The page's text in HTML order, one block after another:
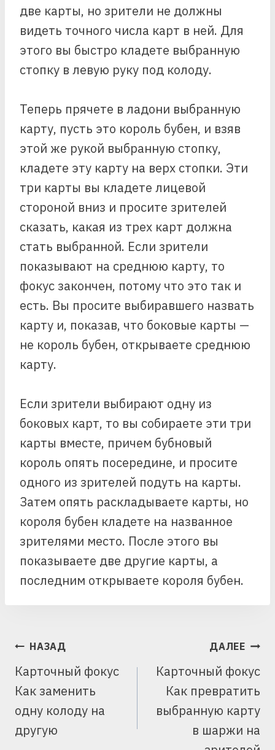
две карты, но зрители не должны
видеть точного числа карт в ней. Для
этого вы быстро кладете выбранную
стопку в левую руку под колоду.
Теперь прячете в ладони выбранную
карту, пусть это король бубен, и взяв
этой же рукой выбранную стопку,
кладете эту карту на верх стопки. Эти
три карты вы кладете лицевой
стороной вниз и просите зрителей
сказать, какая из трех карт должна
стать выбранной. Если зрители
показывают на среднюю карту, то
фокус закончен, потому что это так и
есть. Вы просите выбиравшего назвать
карту и, показав, что боковые карты —
не король бубен, открываете среднюю
карту.
Если зрители выбирают одну из
боковых карт, то вы собираете эти три
карты вместе, причем бубновый
король опять посередине, и просите
одного из зрителей подуть на карты.
Затем опять раскладываете карты, но
короля бубен кладете на названное
зрителями место. После этого вы
показываете две другие карты, а
последним открываете короля бубен.
НАВИГАЦИЯ
ЗАПИСЯМ
НАЗАД
Карточный фокус
Как заменить
одну колоду на
другую
ДАЛЕЕ
Карточный фокус
Как превратить
выбранную карту
в шаржи на